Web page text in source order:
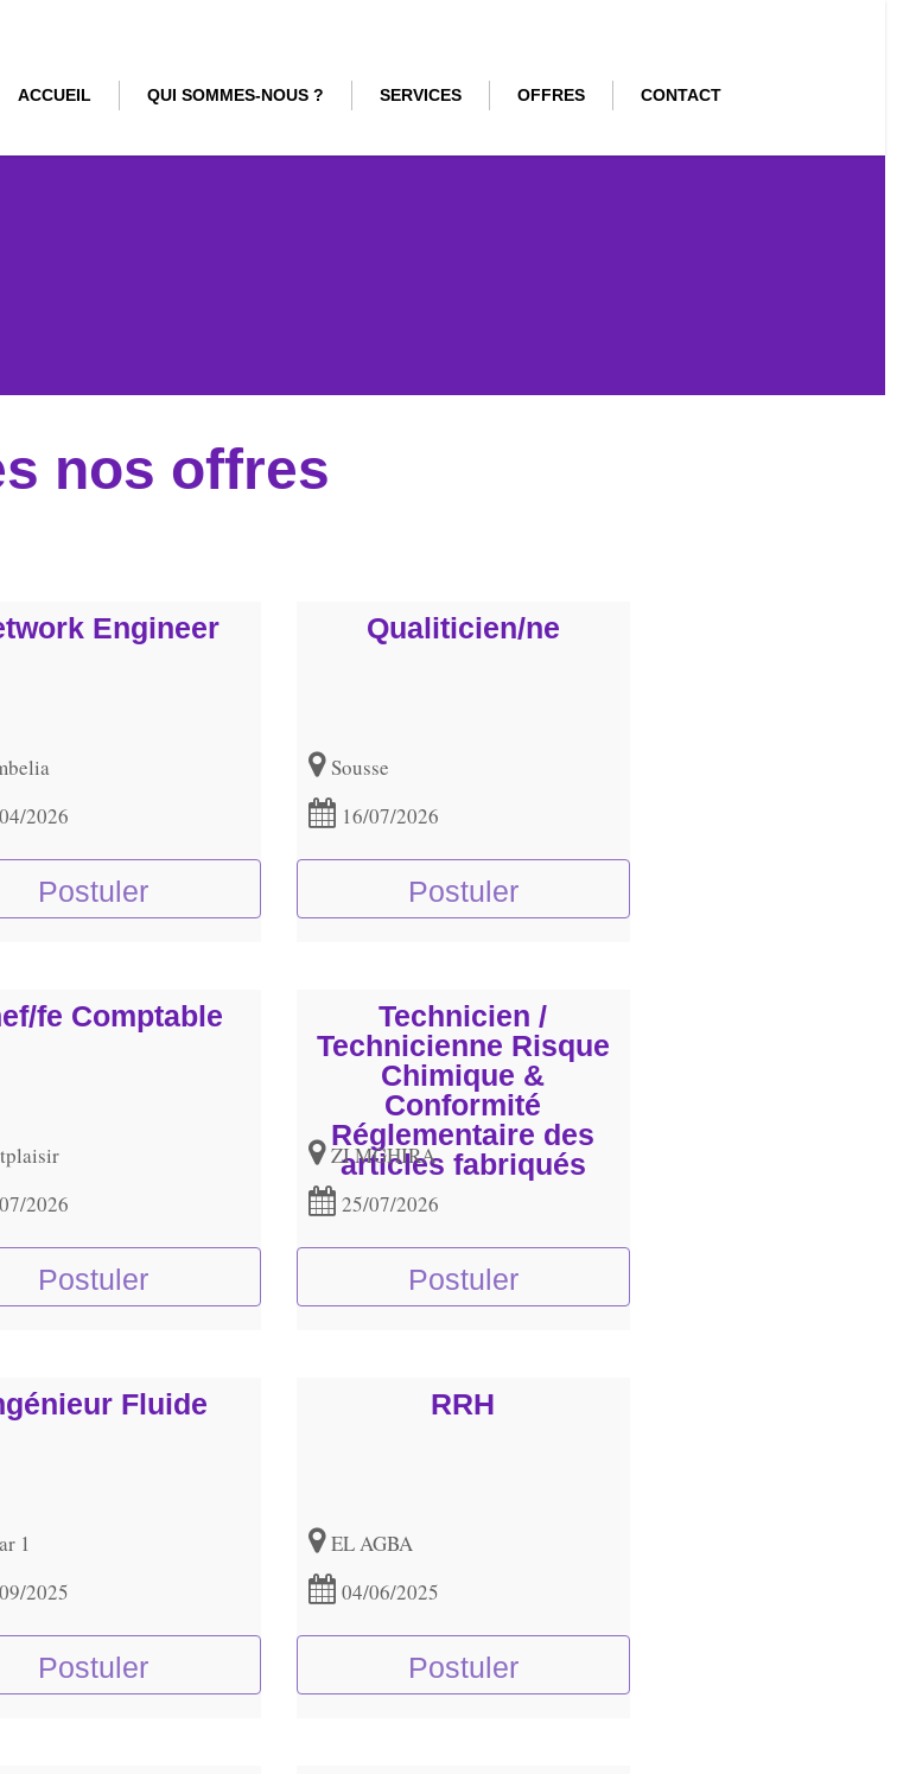
ACCUEIL QUI SOMMES-NOUS ? SERVICES OFFRES CONTACT
nos offres
Engineer
2026
Postuler
Qualiticien/ne
Sousse
16/07/2026
Postuler
fe Comptable
2026
Postuler
Technicien /
Technicienne Risque
Chimique &
Conformité
Réglementaire des
articles fabriqués
ZI MGHIRA
25/07/2026
Postuler
Fluide
1
2025
Postuler
RRH
EL AGBA
04/06/2025
Postuler